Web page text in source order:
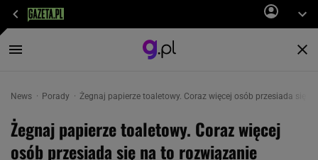
News Porady Żegnaj papierze toaletowy. Coraz więcej osób przesiada się
Żegnaj papierze toaletowy. Coraz więcej
osób przesiada się na to rozwiązanie